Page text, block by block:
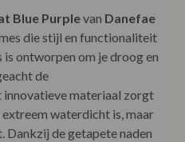
Blue Purplevan Danefae
die stijl en functionaliteit
ontworpen om je droog en
de
materiaal zorgt
waterdicht is, maar
Dankzij de getapete naden